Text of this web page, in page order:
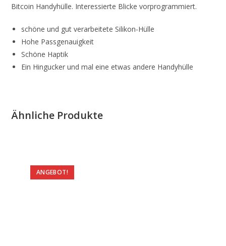
Bitcoin Handyhülle. Interessierte Blicke vorprogrammiert.
schöne und gut verarbeitete Silikon-Hülle
Hohe Passgenauigkeit
Schöne Haptik
Ein Hingucker und mal eine etwas andere Handyhülle
Ähnliche Produkte
ANGEBOT!